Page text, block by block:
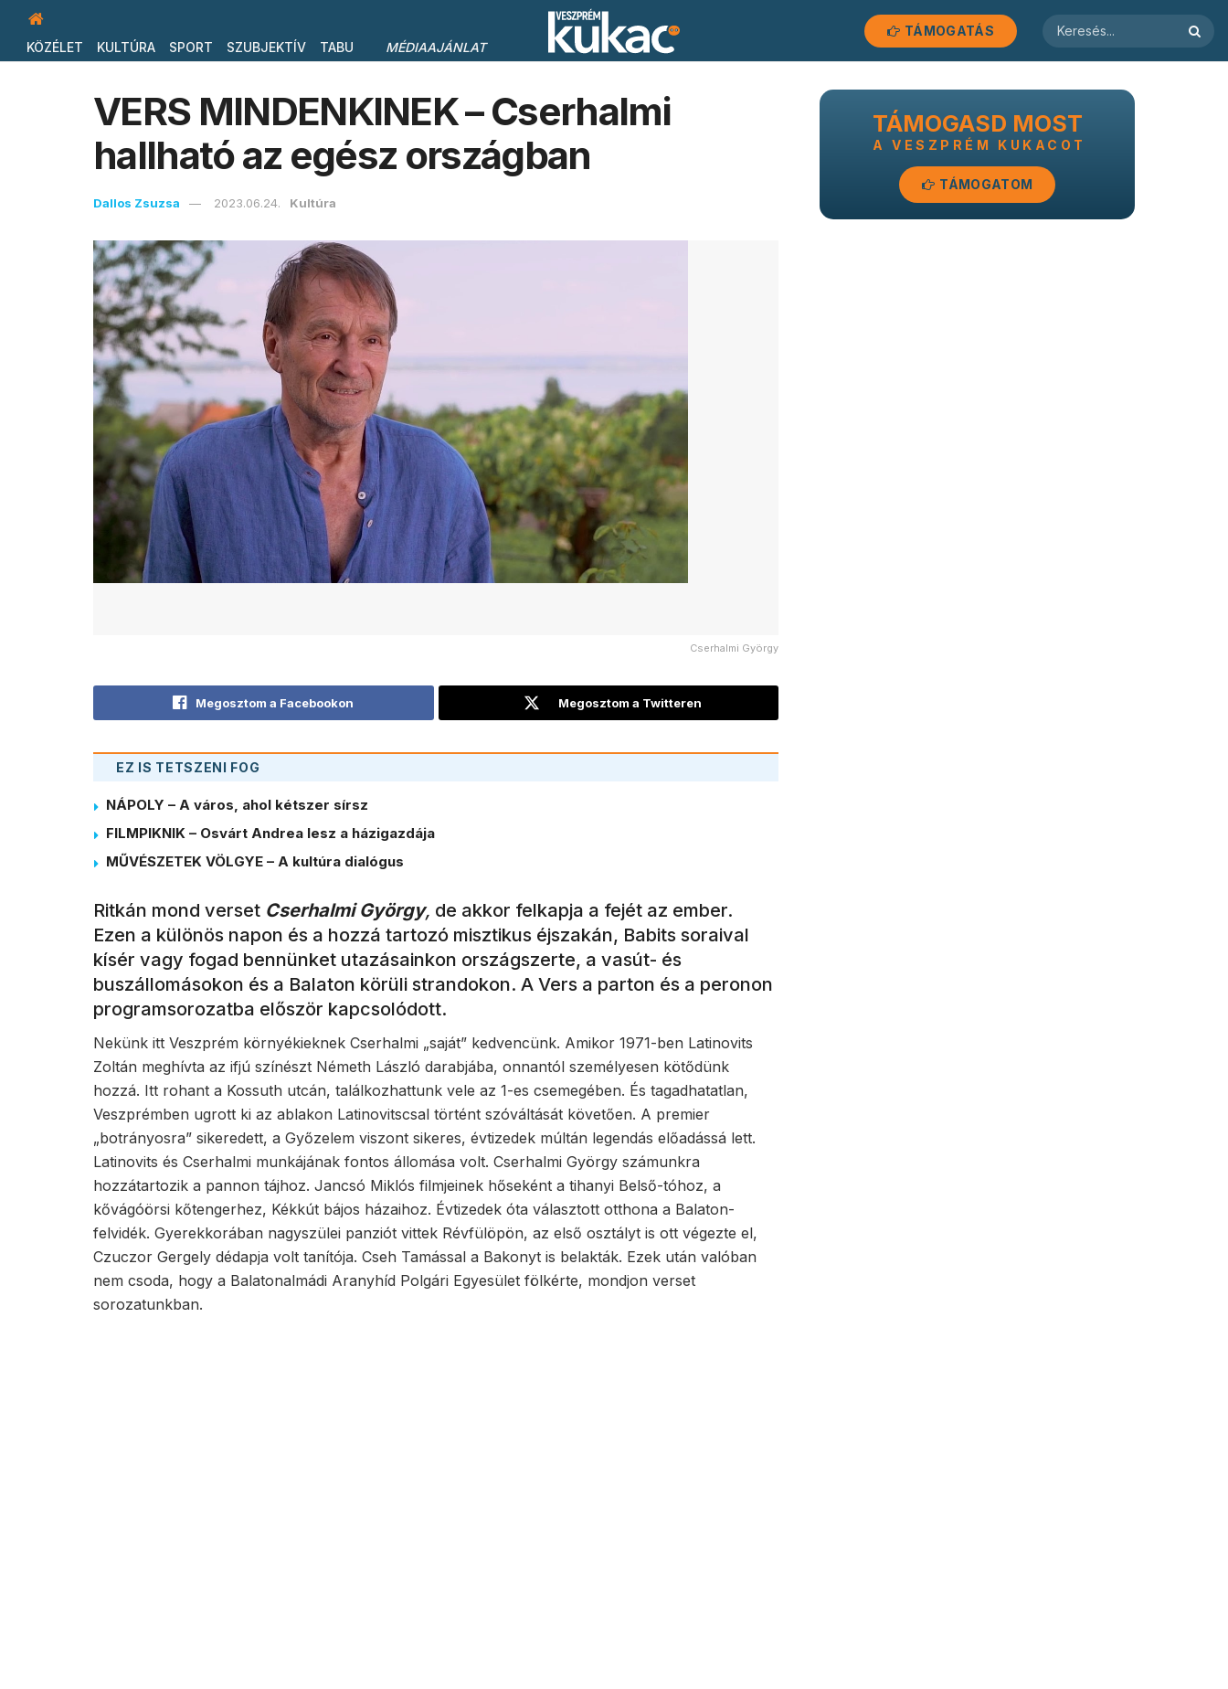
KÖZÉLET KULTÚRA SPORT SZUBJEKTÍV TABU MÉDIAAJÁNLAT
TÁMOGATÁS
VERS MINDENKINEK – Cserhalmi
hallható az egész országban
Dallos Zsuzsa 2023.06.24. Kultúra
Cserhalmi György
Megosztom a Facebookon Megosztom a Twitteren
EZ IS TETSZENI FOG
NÁPOLY – A város, ahol kétszer sírsz
FILMPIKNIK – Osvárt Andrea lesz a házigazdája
MŰVÉSZETEK VÖLGYE – A kultúra dialógus
Ritkán mond verset Cserhalmi György, de akkor felkapja a fejét az ember.
Ezen a különös napon és a hozzá tartozó misztikus éjszakán, Babits soraival
kísér vagy fogad bennünket utazásainkon országszerte, a vasút- és
buszállomásokon és a Balaton körüli strandokon. A Vers a parton és a peronon
programsorozatba először kapcsolódott.
Nekünk itt Veszprém környékieknek Cserhalmi „saját” kedvencünk. Amikor 1971-ben Latinovits
Zoltán meghívta az ifjú színészt Németh László darabjába, onnantól személyesen kötődünk
hozzá. Itt rohant a Kossuth utcán, találkozhattunk vele az 1-es csemegében. És tagadhatatlan,
Veszprémben ugrott ki az ablakon Latinovitscsal történt szóváltását követően. A premier
„botrányosra” sikeredett, a Győzelem viszont sikeres, évtizedek múltán legendás előadássá lett.
Latinovits és Cserhalmi munkájának fontos állomása volt. Cserhalmi György számunkra
hozzátartozik a pannon tájhoz. Jancsó Miklós filmjeinek hőseként a tihanyi Belső-tóhoz, a
kővágóörsi kőtengerhez, Kékkút bájos házaihoz. Évtizedek óta választott otthona a Balaton-
felvidék. Gyerekkorában nagyszülei panziót vittek Révfülöpön, az első osztályt is ott végezte el,
Czuczor Gergely dédapja volt tanítója. Cseh Tamással a Bakonyt is belakták. Ezek után valóban
nem csoda, hogy a Balatonalmádi Aranyhíd Polgári Egyesület fölkérte, mondjon verset
sorozatunkban.
TÁMOGASD MOST
A VESZPRÉM KUKACOT
TÁMOGATOM